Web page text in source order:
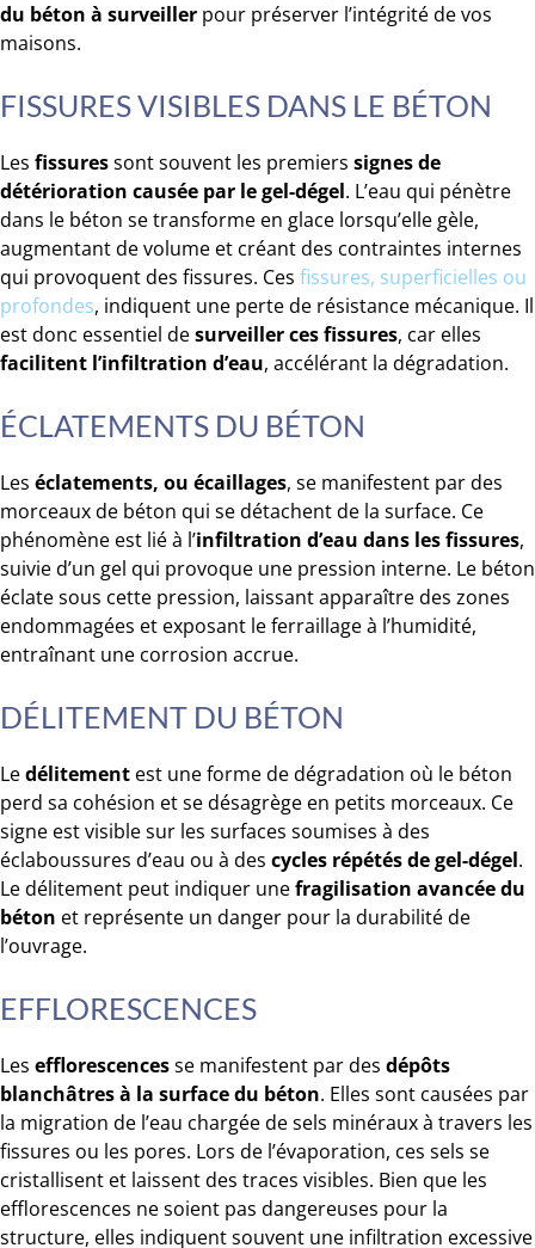
du béton à surveiller pour préserver l’intégrité de vos
maisons.
FISSURES VISIBLES DANS LE BÉTON
Les fissuressont souvent les premiers signes de
détérioration causée par le gel-dégel. L’eau qui pénètre
dans le béton se transforme en glace lorsqu’elle gèle,
augmentant de volume et créant des contraintes internes
qui provoquent des fissures. Ces fissures, superficielles ou
profondes, indiquent une perte de résistance mécanique. Il
est donc essentiel desurveiller ces fissures, car elles
facilitent l’infiltration d’eau, accélérant la dégradation.
ÉCLATEMENTS DU BÉTON
Les éclatements, ou écaillages, se manifestent par des
morceaux de béton qui se détachent de la surface. Ce
phénomène est lié à l’infiltration d’eau dans les fissures,
suivie d’un gel qui provoque une pression interne. Le béton
éclate sous cette pression, laissant apparaître des zones
endommagées et exposant le ferraillage à l’humidité,
entraînant une corrosion accrue.
DÉLITEMENT DU BÉTON
Ledélitement est une forme de dégradation où le béton
perd sa cohésion et se désagrège en petits morceaux. Ce
signe est visible sur les surfaces soumises à des
éclaboussures d’eau ou à des cycles répétés de gel-dégel.
Le délitement peut indiquer unefragilisation avancée du
béton et représente un danger pour la durabilité de
l’ouvrage.
EFFLORESCENCES
Les efflorescencesse manifestent par des dépôts
blanchâtres à la surface du béton. Elles sont causées par
la migration de l’eau chargée de sels minéraux à travers les
fissures ou les pores. Lors de l’évaporation, ces sels se
cristallisent et laissent des traces visibles. Bien que les
efflorescences ne soient pas dangereuses pour la
structure, elles indiquent souvent une infiltration excessive